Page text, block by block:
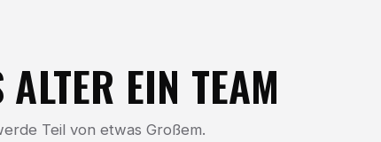
ALTER EIN TEAM
Teil von etwas Großem.